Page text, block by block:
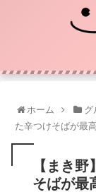
ホーム グ
た辛つけそばが最
【まき
そばが最